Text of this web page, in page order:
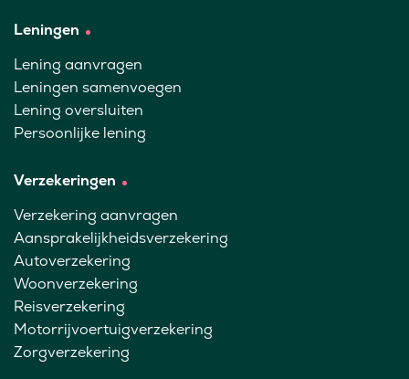
Leningen
Lening aanvragen
Leningen samenvoegen
Lening oversluiten
Persoonlijke lening
Verzekeringen
Verzekering aanvragen
Aansprakelijkheidsverzekering
Autoverzekering
Woonverzekering
Reisverzekering
Motorrijvoertuigverzekering
Zorgverzekering